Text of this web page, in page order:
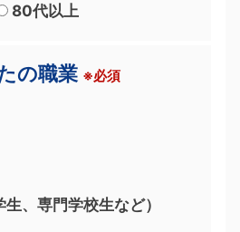
80代以上
の職業 ※必須
、専門学校生など）